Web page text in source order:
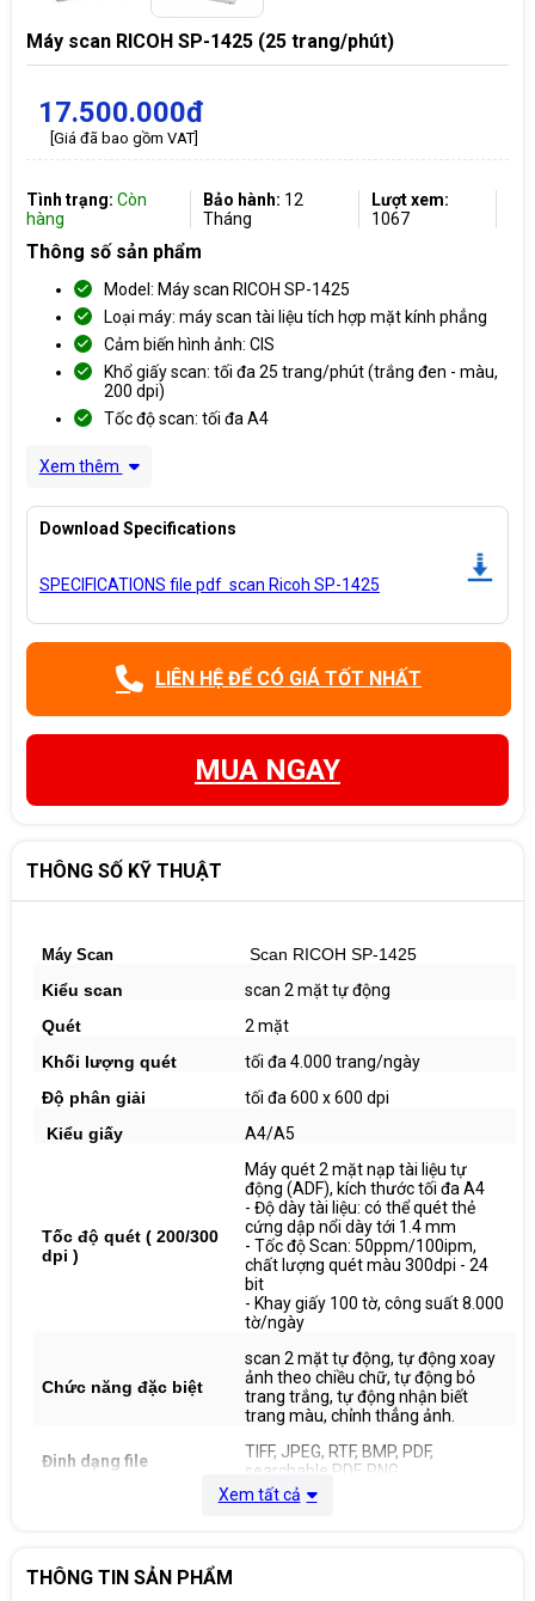
Máy scan RICOH SP-1425 (25 trang/phút)
17.500.000đ
[Giá đã bao gồm VAT]
Tình trạng: Còn
hàng
Bảo hành: 12
Tháng
Lượt xem:
1067
Thông số sản phẩm
Model: Máy scan RICOH SP-1425
Loại máy: máy scan tài liệu tích hợp mặt kính phẳng
Cảm biến hình ảnh: CIS
Khổ giấy scan: tối đa 25 trang/phút (trắng đen - màu,
200 dpi)
Tốc độ scan: tối đa A4
Xem thêm
Download Specifications
SPECIFICATIONS file pdf scan Ricoh SP-1425
LIÊN HỆ ĐỂ CÓ GIÁ TỐT NHẤT
MUA NGAY
THÔNG SỐ KỸ THUẬT
Máy Scan
Scan RICOH SP-1425
Kiểu scan
scan 2 mặt tự động
Quét
2 mặt
Khối lượng quét
tối đa 4.000 trang/ngày
Độ phân giải
tối đa 600 x 600 dpi
Kiểu giấy
A4/A5
Tốc độ quét ( 200/300
dpi )
Máy quét 2 mặt nạp tài liệu tự
động (ADF), kích thước tối đa A4
- Độ dày tài liệu: có thể quét thẻ
cứng dập nổi dày tới 1.4 mm
- Tốc độ Scan: 50ppm/100ipm,
chất lượng quét màu 300dpi - 24
bit
- Khay giấy 100 tờ, công suất 8.000
tờ/ngày
Chức năng đặc biệt
scan 2 mặt tự động, tự động xoay
ảnh theo chiều chữ, tự động bỏ
trang trắng, tự động nhận biết
trang màu, chỉnh thẳng ảnh.
Đinh dạng file
TIFF, JPEG, RTF, BMP, PDF,
searchable PDF, PNG, ....
USB 2.0
Phần mềm hỗ trợ
Xem tất cả
THÔNG TIN SẢN PHẨM